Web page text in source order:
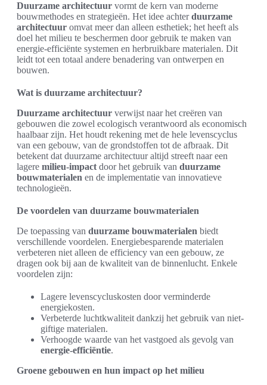
Duurzame architectuur vormt de kern van moderne
bouwmethodes en strategieën. Het idee achterduurzame
architectuur omvat meer dan alleen esthetiek; het heeft als
doel het milieu te beschermen door gebruik te maken van
energie-efficiënte systemen en herbruikbare materialen. Dit
leidt tot een totaal andere benadering van ontwerpen en
bouwen.
Wat is duurzame architectuur?
Duurzame architectuur verwijst naar het creëren van
gebouwen die zowel ecologisch verantwoord als economisch
haalbaar zijn. Het houdt rekening met de hele levenscyclus
van een gebouw, van de grondstoffen tot de afbraak. Dit
betekent dat duurzame architectuur altijd streeft naar een
lagere milieu-impact door het gebruik van duurzame
bouwmaterialen en de implementatie van innovatieve
technologieën.
De voordelen van duurzame bouwmaterialen
De toepassing van duurzame bouwmaterialen biedt
verschillende voordelen. Energiebesparende materialen
verbeteren niet alleen de efficiency van een gebouw, ze
dragen ook bij aan de kwaliteit van de binnenlucht. Enkele
voordelen zijn:
Lagere levenscycluskosten door verminderde
energiekosten.
Verbeterde luchtkwaliteit dankzij het gebruik van niet-
giftige materialen.
Verhoogde waarde van het vastgoed als gevolg van
energie-efficiëntie.
Groene gebouwen en hun impact op het milieu